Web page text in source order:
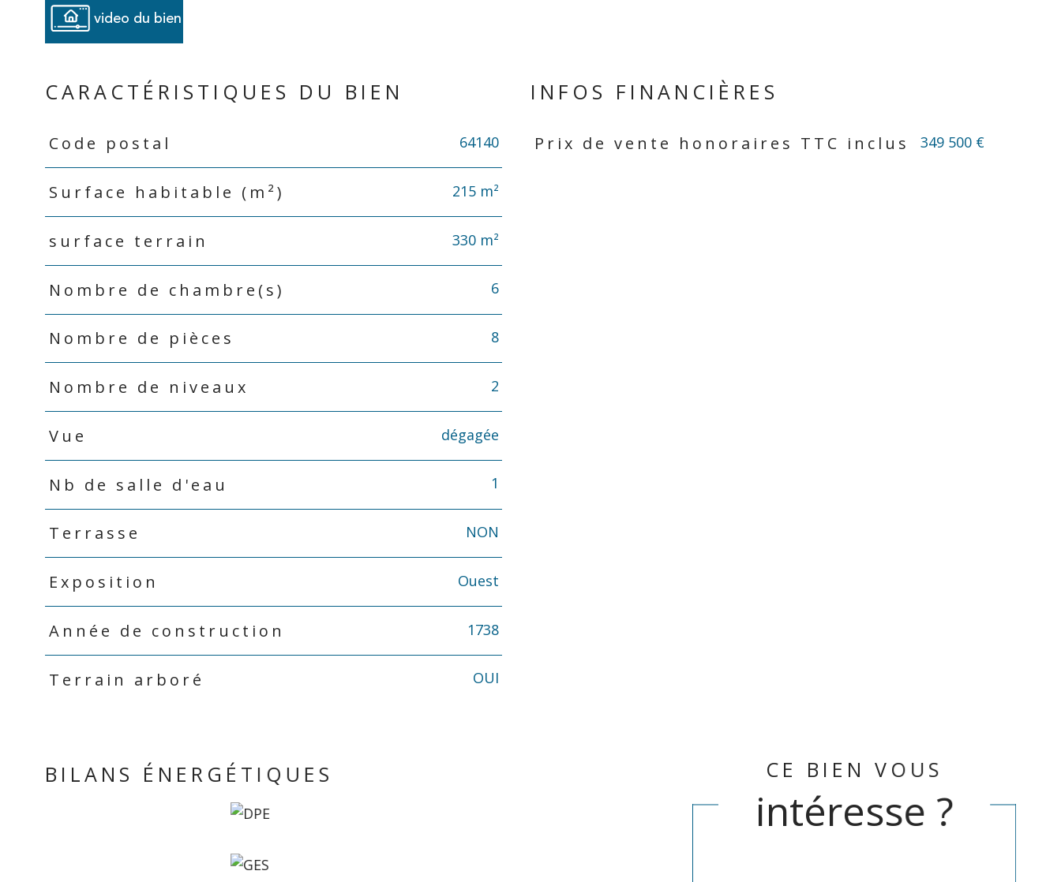
video du bien
CARACTÉRISTIQUES DU BIEN
Caractéristiques Valeurs
Code postal 64140
Surface habitable (m²) 215 m²
surface terrain 330 m²
Nombre de chambre(s) 6
Nombre de pièces 8
Nombre de niveaux 2
Vue dégagée
Nb de salle d'eau 1
Terrasse NON
Exposition Ouest
Année de construction 1738
Terrain arboré OUI
INFOS FINANCIÈRES
Caractéristiques Valeurs
Prix de vente honoraires TTC inclus 349 500 €
BILANS ÉNERGÉTIQUES CE BIEN VOUS
intéresse ?